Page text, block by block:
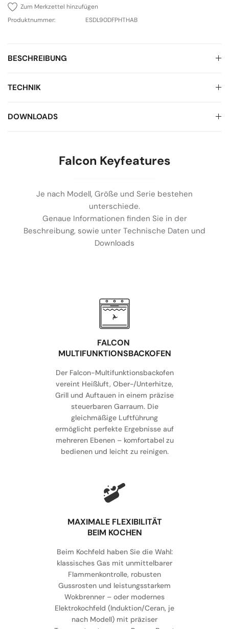
Zum Merkzettel hinzufügen
Produktnummer:
ESDL90DFPHTHAB
BESCHREIBUNG
TECHNIK
DOWNLOADS
Falcon Keyfeatures
Je nach Modell, Größe und Serie bestehen
unterschiede.
Genaue Informationen finden Sie in der
Beschreibung, sowie unter Technische Daten und
Downloads
FALCON
MULTIFUNKTIONSBACKOFEN
Der Falcon-Multifunktionsbackofen
vereint Heißluft, Ober-/Unterhitze,
Grill und Auftauen in einem präzise
steuerbaren Garraum. Die
gleichmäßige Luftführung
ermöglicht perfekte Ergebnisse auf
mehreren Ebenen – komfortabel zu
bedienen und leicht zu reinigen.
MAXIMALE FLEXIBILITÄT
BEIM KOCHEN
Beim Kochfeld haben Sie die Wahl:
klassisches Gas mit unmittelbarer
Flammenkontrolle, robusten
Gussrosten und leistungsstarkem
Wokbrenner – oder modernes
Elektrokochfeld (Induktion/Ceran, je
nach Modell) mit präziser